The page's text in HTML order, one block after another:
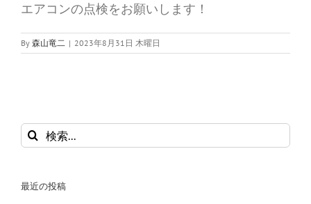
エアコンの点検をお願いします！
By 森山竜二 | 2023年8月31日 木曜日
検
索
最近の投稿